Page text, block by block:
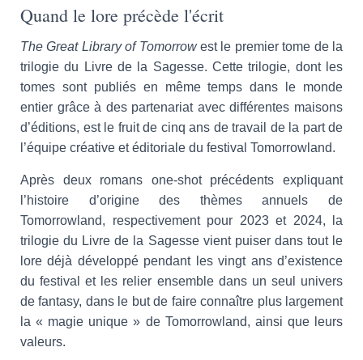
Quand le lore précède l'écrit
The Great Library of Tomorrowest le premier tome de la
trilogie du Livre de la Sagesse. Cette trilogie, dont les
tomes sont publiés en même temps dans le monde
entier grâce à des partenariat avec différentes maisons
d’éditions, est le fruit de cinq ans de travail de la part de
l’équipe créative et éditoriale du festival Tomorrowland.
Après deux romans one-shot précédents expliquant
l’histoire d’origine des thèmes annuels de
Tomorrowland, respectivement pour 2023 et 2024, la
trilogie du Livre de la Sagesse vient puiser dans tout le
lore déjà développé pendant les vingt ans d’existence
du festival et les relier ensemble dans un seul univers
de fantasy, dans le but de faire connaître plus largement
la « magie unique » de Tomorrowland, ainsi que leurs
valeurs.